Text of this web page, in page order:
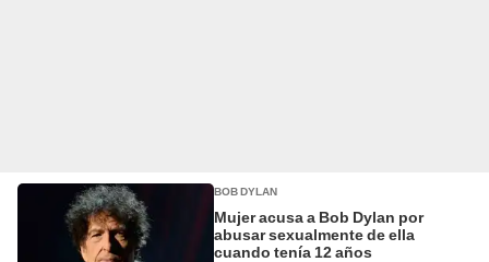
BOB DYLAN
Mujer acusa a Bob Dylan por
abusar sexualmente de ella
cuando tenía 12 años